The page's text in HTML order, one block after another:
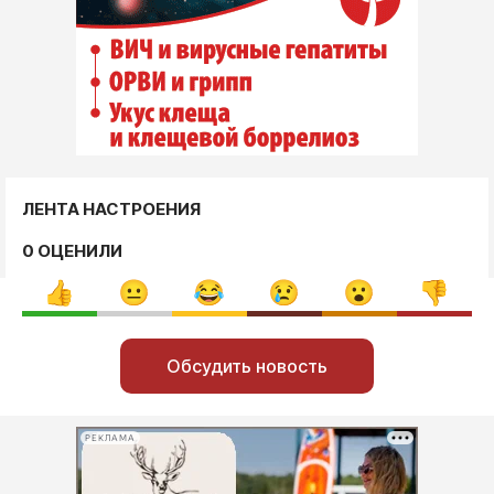
ЛЕНТА НАСТРОЕНИЯ
0 ОЦЕНИЛИ
Обсудить новость
РЕКЛАМА